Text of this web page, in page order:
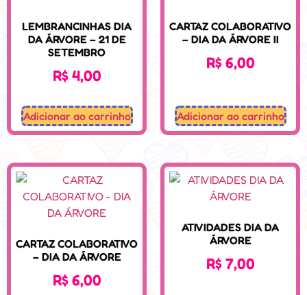
LEMBRANCINHAS DIA
DA ÁRVORE – 21 DE
SETEMBRO
R$4,00
Adicionar ao carrinho
CARTAZ COLABORATIVO
– DIA DA ÁRVORE II
R$6,00
Adicionar ao carrinho
CARTAZ COLABORATIVO
– DIA DA ÁRVORE
R$6,00
ATIVIDADES DIA DA
ÁRVORE
R$7,00